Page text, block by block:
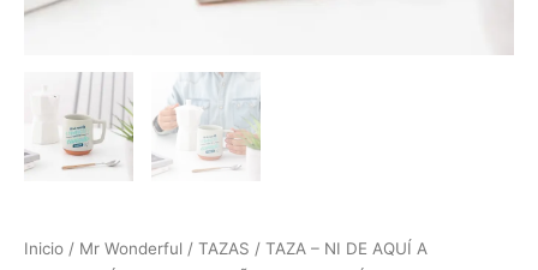
Inicio / Mr Wonderful / TAZAS / TAZA – NI DE AQUÍ A